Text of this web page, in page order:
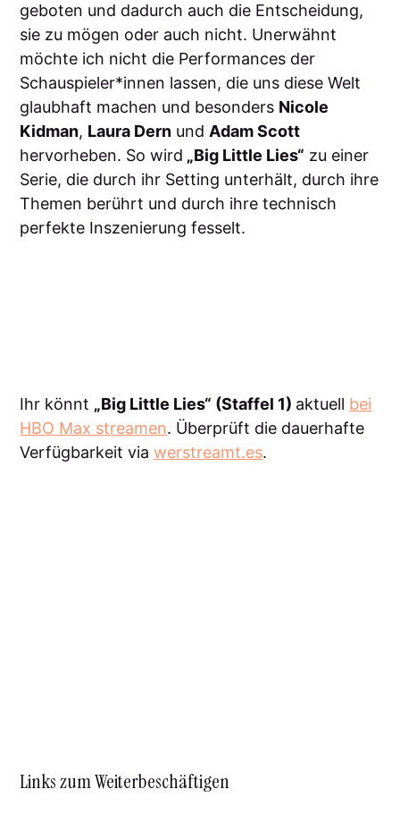
geboten und dadurch auch die Entscheidung,
sie zu mögen oder auch nicht. Unerwähnt
möchte ich nicht die Performances der
Schauspieler*innen lassen, die uns diese Welt
glaubhaft machen und besonders Nicole
Kidman, Laura Dern und Adam Scott
hervorheben. So wird „Big Little Lies“ zu einer
Serie, die durch ihr Setting unterhält, durch ihre
Themen berührt und durch ihre technisch
perfekte Inszenierung fesselt.
Ihr könnt „Big Little Lies“ (Staffel 1) aktuell bei
HBO Max streamen. Überprüft die dauerhafte
Verfügbarkeit viawerstreamt.es.
Links zum Weiterbeschäftigen